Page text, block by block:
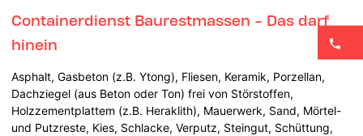
Containerdienst Baurestmassen - Das darf
hinein
Asphalt, Gasbeton (z.B. Ytong), Fliesen, Keramik, Porzellan,
Dachziegel (aus Beton oder Ton) frei von Störstoffen,
Holzzementplattem (z.B. Heraklith), Mauerwerk, Sand, Mörtel-
und Putzreste, Kies, Schlacke, Verputz, Steingut, Schüttung,